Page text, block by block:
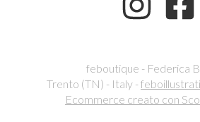
feboutique - Federica
Trento (TN) - Italy -
Ecommerce creato con